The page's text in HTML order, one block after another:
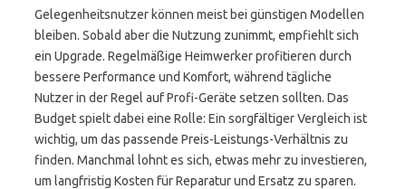
Gelegenheitsnutzer können meist bei günstigen Modellen
bleiben. Sobald aber die Nutzung zunimmt, empfiehlt sich
ein Upgrade. Regelmäßige Heimwerker profitieren durch
bessere Performance und Komfort, während tägliche
Nutzer in der Regel auf Profi-Geräte setzen sollten. Das
Budget spielt dabei eine Rolle: Ein sorgfältiger Vergleich ist
wichtig, um das passende Preis-Leistungs-Verhältnis zu
finden. Manchmal lohnt es sich, etwas mehr zu investieren,
um langfristig Kosten für Reparatur und Ersatz zu sparen.